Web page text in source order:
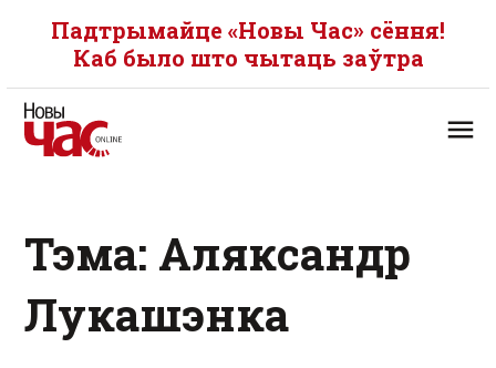
Падтрымайце «Новы Час» сёння!
Каб было што чытаць заўтра
Тэма: Аляксандр
Лукашэнка